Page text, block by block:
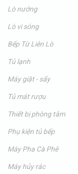
Lò nướng
Lò vi sóng
Bếp Từ Liên Lò
Tủ lạnh
Máy giặt - sấy
Tủ mát rượu
Thiết bị phòng tắm
Phụ kiện tủ bếp
Máy Pha Cà Phê
Máy hủy rác